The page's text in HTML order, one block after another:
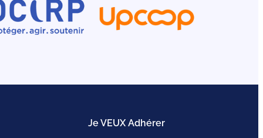
Je VEUX Adhérer